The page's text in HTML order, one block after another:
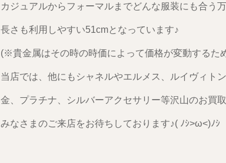
カジュアルからフォーマルまでどんな服装にも合う万
長さも利用しやすい51cmとなっています♪
(※貴金属はその時の時価によって価格が変動するた
当店では、他にもシャネルやエルメス、ルイヴィト
金、プラチナ、シルバーアクセサリー等沢山のお買
みなさまのご来店をお待ちしております♪( ﾉｼ>ω<)ﾉｼ